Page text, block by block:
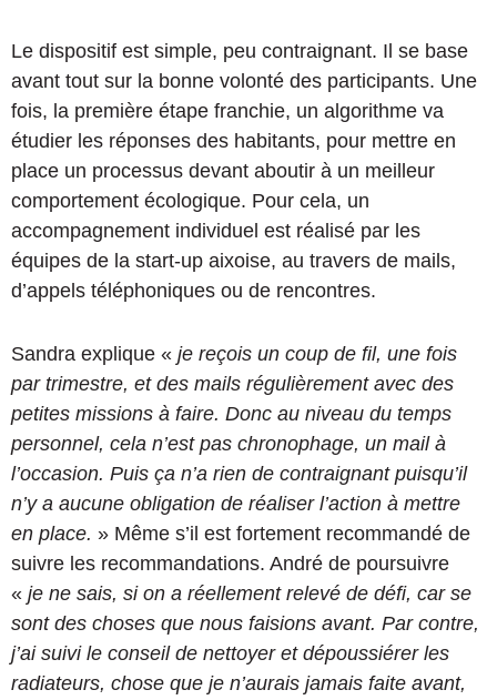
Le dispositif est simple, peu contraignant. Il se base
avant tout sur la bonne volonté des participants. Une
fois, la première étape franchie, un algorithme va
étudier les réponses des habitants, pour mettre en
place un processus devant aboutir à un meilleur
comportement écologique. Pour cela, un
accompagnement individuel est réalisé par les
équipes de la start-up aixoise, au travers de mails,
d’appels téléphoniques ou de rencontres.
Sandra explique « je reçois un coup de fil, une fois
par trimestre, et des mails régulièrement avec des
petites missions à faire. Donc au niveau du temps
personnel, cela n’est pas chronophage, un mail à
l’occasion. Puis ça n’a rien de contraignant puisqu’il
n’y a aucune obligation de réaliser l’action à mettre
en place. » Même s’il est fortement recommandé de
suivre les recommandations. André de poursuivre
« je ne sais, si on a réellement relevé de défi, car se
sont des choses que nous faisions avant. Par contre,
j’ai suivi le conseil de nettoyer et dépoussiérer les
radiateurs, chose que je n’aurais jamais faite avant,